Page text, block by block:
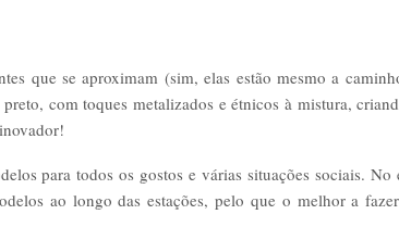
que se aproximam (sim, elas estão mesmo a
com toques metalizados e étnicos à mistura,
para todos os gostos e várias situações sociais. No
ao longo das estações, pelo que o melhor a